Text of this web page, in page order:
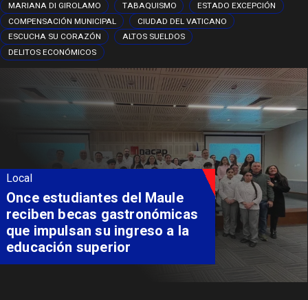
MARIANA DI GIROLAMO
TABAQUISMO
ESTADO EXCEPCIÓN
COMPENSACIÓN MUNICIPAL
CIUDAD DEL VATICANO
ESCUCHA SU CORAZÓN
ALTOS SUELDOS
DELITOS ECONÓMICOS
Local
Once estudiantes del Maule
reciben becas gastronómicas
que impulsan su ingreso a la
educación superior